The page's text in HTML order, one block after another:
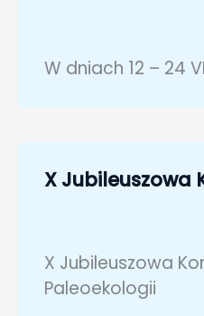
W dniach 12 – 24
X
X Jubileuszowa
Paleoekologii